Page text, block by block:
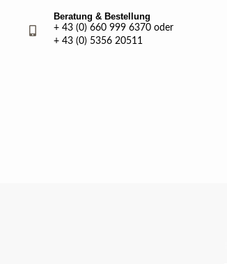
Beratung & Bestellung
+ 43 (0) 660 999 6370 oder
+ 43 (0) 5356 20511